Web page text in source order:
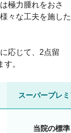
極力腫れをおさ
々な工夫を施した
応じて、2点留
。
スーパープレ
当院の標準